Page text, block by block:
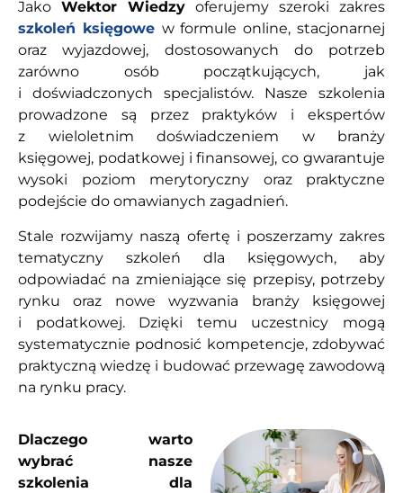
Jako Wektor Wiedzy oferujemy szeroki zakres
szkoleń księgowe w formule online, stacjonarnej
oraz wyjazdowej, dostosowanych do potrzeb
zarówno osób początkujących, jak
i doświadczonych specjalistów. Nasze szkolenia
prowadzone są przez praktyków i ekspertów
z wieloletnim doświadczeniem w branży
księgowej, podatkowej i finansowej, co gwarantuje
wysoki poziom merytoryczny oraz praktyczne
podejście do omawianych zagadnień.
Stale rozwijamy naszą ofertę i poszerzamy zakres
tematyczny szkoleń dla księgowych, aby
odpowiadać na zmieniające się przepisy, potrzeby
rynku oraz nowe wyzwania branży księgowej
i podatkowej. Dzięki temu uczestnicy mogą
systematycznie podnosić kompetencje, zdobywać
praktyczną wiedzę i budować przewagę zawodową
na rynku pracy.
Dlaczego warto
wybrać nasze
szkolenia dla